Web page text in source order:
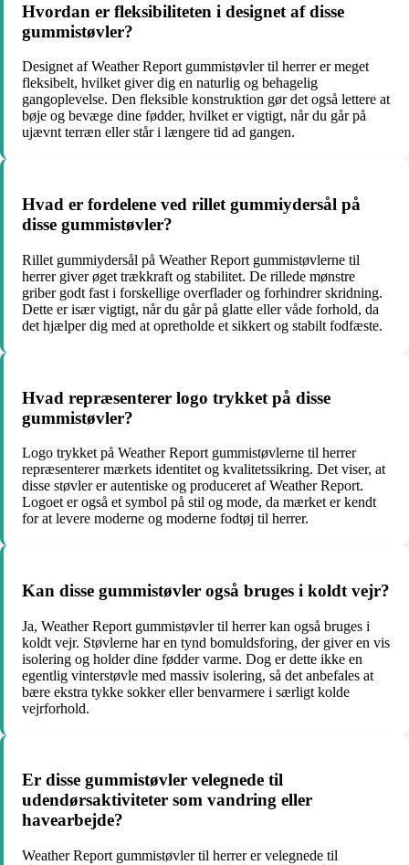
Hvordan er fleksibiliteten i designet af disse
gummistøvler?
Designet af Weather Report gummistøvler til herrer er meget
fleksibelt, hvilket giver dig en naturlig og behagelig
gangoplevelse. Den fleksible konstruktion gør det også lettere at
bøje og bevæge dine fødder, hvilket er vigtigt, når du går på
ujævnt terræn eller står i længere tid ad gangen.
Hvad er fordelene ved rillet gummiydersål på
disse gummistøvler?
Rillet gummiydersål på Weather Report gummistøvlerne til
herrer giver øget trækkraft og stabilitet. De rillede mønstre
griber godt fast i forskellige overflader og forhindrer skridning.
Dette er især vigtigt, når du går på glatte eller våde forhold, da
det hjælper dig med at opretholde et sikkert og stabilt fodfæste.
Hvad repræsenterer logo trykket på disse
gummistøvler?
Logo trykket på Weather Report gummistøvlerne til herrer
repræsenterer mærkets identitet og kvalitetssikring. Det viser, at
disse støvler er autentiske og produceret af Weather Report.
Logoet er også et symbol på stil og mode, da mærket er kendt
for at levere moderne og moderne fodtøj til herrer.
Kan disse gummistøvler også bruges i koldt vejr?
Ja, Weather Report gummistøvler til herrer kan også bruges i
koldt vejr. Støvlerne har en tynd bomuldsforing, der giver en vis
isolering og holder dine fødder varme. Dog er dette ikke en
egentlig vinterstøvle med massiv isolering, så det anbefales at
bære ekstra tykke sokker eller benvarmere i særligt kolde
vejrforhold.
Er disse gummistøvler velegnede til
udendørsaktiviteter som vandring eller
havearbejde?
Weather Report gummistøvler til herrer er velegnede til